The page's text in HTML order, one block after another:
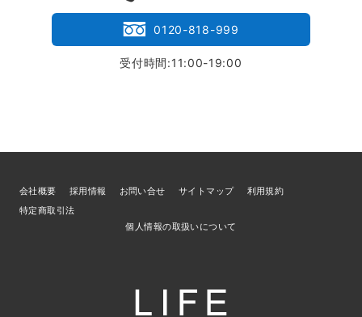
0120-818-999
受付時間:11:00-19:00
会社概要 採用情報 お問い合せ サイトマップ
利用規約
特定商取引法
個人情報の取扱いについて